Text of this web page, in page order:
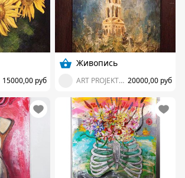
15000,00 руб
Живопись
ART PROJEKT ZIMA 20000,00 руб